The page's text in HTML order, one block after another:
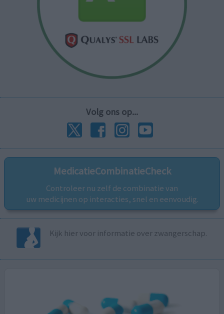
Volg ons op...
MedicatieCombinatieCheck
Controleer nu zelf de combinatie van
uw medicijnen op interacties, snel en eenvoudig.
Kijk hier voor informatie over zwangerschap.